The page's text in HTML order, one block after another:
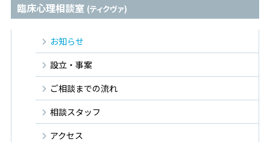
臨床心理相談室 (ティクヴァ)
お知らせ
設立・事案
ご相談までの流れ
相談スタッフ
アクセス